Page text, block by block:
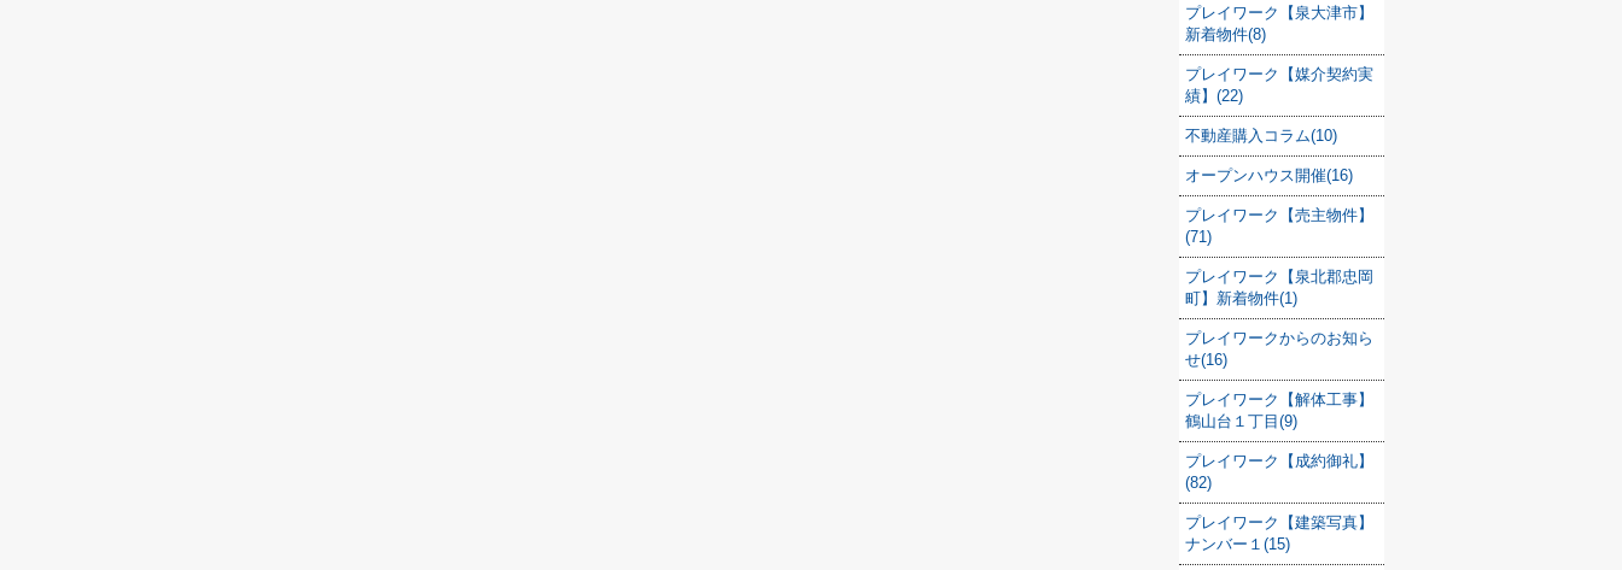
プレイワーク【泉大津市】
新着物件(8)
プレイワーク【媒介契約実
績】(22)
不動産購入コラム(10)
オープンハウス開催(16)
プレイワーク【売主物件】
(71)
プレイワーク【泉北郡忠岡
町】新着物件(1)
プレイワークからのお知ら
せ(16)
プレイワーク【解体工事】
鶴山台１丁目(9)
プレイワーク【成約御礼】
(82)
プレイワーク【建築写真】
ナンバー１(15)